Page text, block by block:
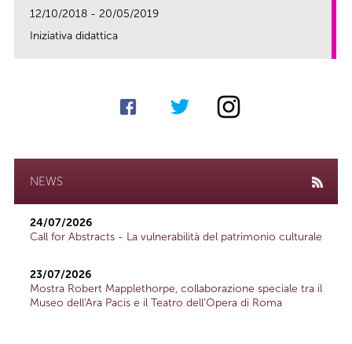
12/10/2018 - 20/05/2019
Iniziativa didattica
NEWS
24/07/2026
Call for Abstracts - La vulnerabilità del patrimonio culturale
23/07/2026
Mostra Robert Mapplethorpe, collaborazione speciale tra il
Museo dell'Ara Pacis e il Teatro dell'Opera di Roma